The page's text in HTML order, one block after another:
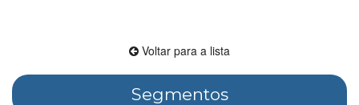
Voltar para a lista
Segmentos